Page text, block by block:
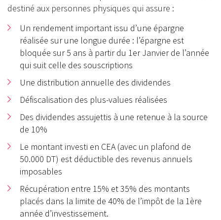
destiné aux personnes physiques qui assure :
Un rendement important issu d’une épargne
réalisée sur une longue durée : l’épargne est
bloquée sur 5 ans à partir du 1er Janvier de l’année
qui suit celle des souscriptions
Une distribution annuelle des dividendes
Défiscalisation des plus-values réalisées
Des dividendes assujettis à une retenue à la source
de 10%
Le montant investi en CEA (avec un plafond de
50.000 DT) est déductible des revenus annuels
imposables
Récupération entre 15% et 35% des montants
placés dans la limite de 40% de l’impôt de la 1ère
année d’investissement.